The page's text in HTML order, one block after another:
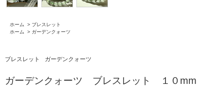
ホーム > ブレスレット
ホーム
> ガーデンクォーツ
ブレスレット ガーデンクォーツ
ガーデンクォーツ ブレスレット １０mm